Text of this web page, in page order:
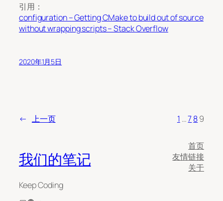
引用：
configuration – Getting CMake to build out of source
without wrapping scripts – Stack Overflow
2020年1月5日
← 上一页 1 …789
我们的笔记
Keep Coding
首页
友情链接
关于